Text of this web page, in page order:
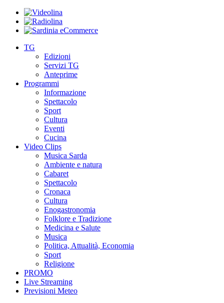
TG
Edizioni
Servizi TG
Anteprime
Programmi
Informazione
Spettacolo
Sport
Cultura
Eventi
Cucina
Video Clips
Musica Sarda
Ambiente e natura
Cabaret
Spettacolo
Cronaca
Cultura
Enogastronomia
Folklore e Tradizione
Medicina e Salute
Musica
Politica, Attualità, Economia
Sport
Religione
PROMO
Live Streaming
Previsioni Meteo